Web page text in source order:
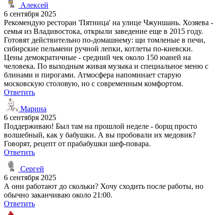
Алексей
6 сентября 2025
Рекомендую ресторан 'Пятница' на улице Чжуншань. Хозяева -
семья из Владивостока, открыли заведение еще в 2015 году.
Готовят действительно по-домашнему: щи томленые в печи,
сибирские пельмени ручной лепки, котлеты по-киевски.
Цены демократичные - средний чек около 150 юаней на
человека. По выходным живая музыка и специальное меню с
блинами и пирогами. Атмосфера напоминает старую
московскую столовую, но с современным комфортом.
Ответить
Марина
6 сентября 2025
Поддерживаю! Был там на прошлой неделе - борщ просто
волшебный, как у бабушки. А вы пробовали их медовик?
Говорят, рецепт от прабабушки шеф-повара.
Ответить
Сергей
6 сентября 2025
А они работают до скольки? Хочу сходить после работы, но
обычно заканчиваю около 21:00.
Ответить